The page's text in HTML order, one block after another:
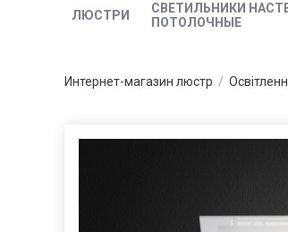
ЛЮСТРИ
СВЕТИЛЬНИКИ
ПОТОЛОЧНЫЕ
Интернет-магазин люстр /